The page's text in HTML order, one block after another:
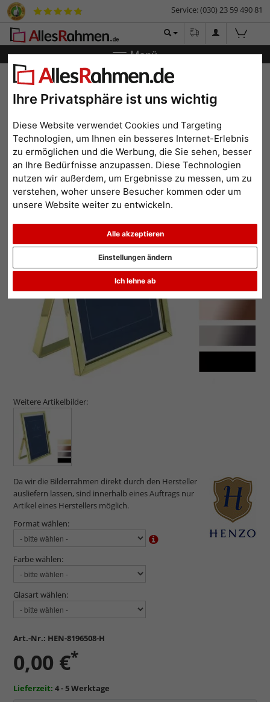
Ihre Privatsphäre ist uns wichtig
Diese Website verwendet Cookies und Targeting
Technologien, um Ihnen ein besseres Internet-Erlebnis
zu ermöglichen und die Werbung, die Sie sehen, besser
an Ihre Bedürfnisse anzupassen. Diese Technologien
nutzen wir außerdem, um Ergebnisse zu messen, um zu
verstehen, woher unsere Besucher kommen oder um
unsere Website weiter zu entwickeln.
Alle akzeptieren
Ich lehne ab
Einstellungen ändern
Service: (030) 23 59 490 81
Menü
Zurück| Bilderrahmen-Shop Bilderrahmen
Foto-Bilderrahmen Platinum
Expand
Weitere Artikelbilder:
Da wir die Bilderrahmen direkt durch den Hersteller
ausliefern lassen, sind innerhalb eines Auftrags nur
Artikel eines Herstellers möglich.
Format wählen:
Farbe wählen:
Glasart wählen:
Art.-Nr.: HEN-8196508-H
0,00 €*
Lieferzeit: 4 - 5 Werktage